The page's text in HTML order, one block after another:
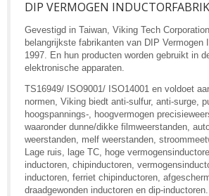
DIP VERMOGEN
Gevestigd in Taiwan, Viking Tech
belangrijkste fabrikanten van DIP Vermogen
1997. En hun producten worden gebruikt in
elektronische apparaten.
TS16949/ ISO9001/ ISO14001 en voldoet
normen, Viking biedt anti-sulfur, anti-surge,
hoogspannings-, hoogvermogen
waaronder dunne/dikke filmweerstanden,
weerstanden, melf weerstanden,
Lage ruis, lage TC, hoge
inductoren, chipinductoren,
inductoren, ferriet chipinductoren,
draadgewonden inductoren en dip-inductoren.